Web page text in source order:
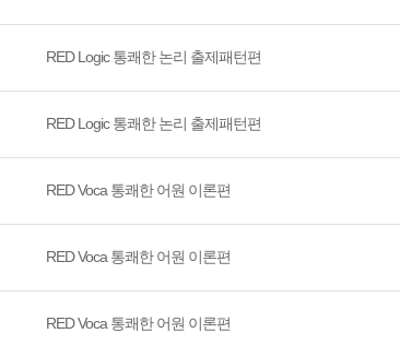
RED Logic 통쾌한 논리 출제패턴편
RED Logic 통쾌한 논리 출제패턴편
RED Voca 통쾌한 어원 이론편
RED Voca 통쾌한 어원 이론편
RED Voca 통쾌한 어원 이론편